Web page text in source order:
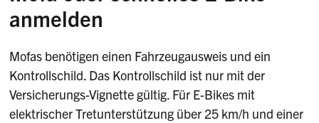
der Kategorie M
Lernfahrgesuchein und erhalten danach eine
Einladung für dietheoretische Prüfung. Eine
praktische Prüfung muss nicht gemacht werden.
Tretunterstützung bis zu 25 km/h. Ohne
Pedalbetätigung beträgt die
Maximalgeschwindigkeit 20 km/h. Es gehört zur
Kategorie «Leicht-Motorfahrrad».
Führerausweis
anmelden
Mofas benötigen einen Fahrzeugausweis und ein
Kontrollschild. Das Kontrollschild ist nur mit der
Versicherungs-Vignette gültig. Für E-Bikes mit
elektrischer Tretunterstützung über 25 km/h und einer